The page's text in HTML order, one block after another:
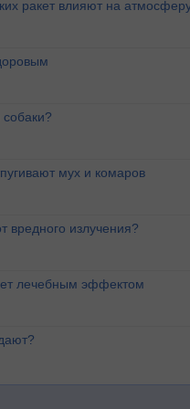
ракет влияют на
мух и комаров
вредного излучения?
лечебным эффектом